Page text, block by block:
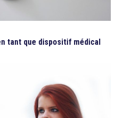
tant que dispositif médical